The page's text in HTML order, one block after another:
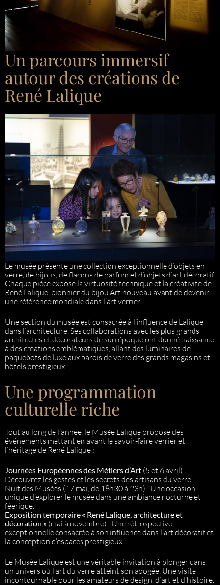
Un parcours immersif
autour des créations de
René Lalique
Le musée présente une collection exceptionnelle d’objets en
verre, de bijoux, de flacons de parfum et d’objets d’art décoratif.
Chaque pièce expose la virtuosité technique et la créativité de
René Lalique, pionnier du bijou Art nouveau avant de devenir
une référence mondiale dans l’art verrier.
Une section du musée est consacrée à l’influence de Lalique
dans l’architecture. Ses collaborations avec les plus grands
architectes et décorateurs de son époque ont donné naissance
à des créations emblématiques, allant des luminaires de
paquebots de luxe aux parois de verre des grands magasins et
hôtels prestigieux.
Une programmation
culturelle riche
Tout au long de l’année, le Musée Lalique propose des
événements mettant en avant le savoir-faire verrier et
l’héritage de René Lalique :
Journées Européennes des Métiers d’Art (5 et 6 avril) :
Découvrez les gestes et les secrets des artisans du verre.
Nuit des Musées (17 mai, de 18h30 à 23h) : Une occasion
unique d’explorer le musée dans une ambiance nocturne et
féerique.
Exposition temporaire « René Lalique, architecture et
décoration » (mai à novembre) : Une rétrospective
exceptionnelle consacrée à son influence dans l’art décoratif et
la conception d’espaces prestigieux.
Le Musée Lalique est une véritable invitation à plonger dans
un univers où l’art du verre atteint son apogée. Une visite
incontournable pour les amateurs de design, d’art et d’histoire.